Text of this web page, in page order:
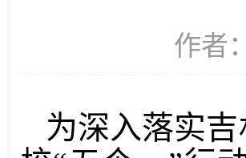
作者
为深入落实